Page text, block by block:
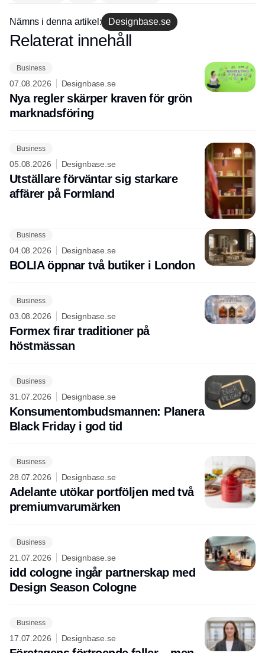
Nämns i denna artikel: Designbase.se
Annons
Relaterat innehåll
Business
07.08.2026 Designbase.se
Nya regler skärper kraven för grön
marknadsföring
Business
05.08.2026 Designbase.se
Utställare förväntar sig starkare
affärer på Formland
Business
04.08.2026 Designbase.se
BOLIA öppnar två butiker i London
Business
03.08.2026 Designbase.se
Formex firar traditioner på
höstmässan
Business
31.07.2026 Designbase.se
Konsumentombudsmannen: Planera
Black Friday i god tid
Business
28.07.2026 Designbase.se
Adelante utökar portföljen med två
premiumvarumärken
Business
21.07.2026 Designbase.se
idd cologne ingår partnerskap med
Design Season Cologne
Business
17.07.2026 Designbase.se